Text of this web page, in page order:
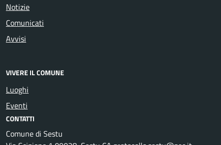
Notizie
Comunicati
Avvisi
VIVERE IL COMUNE
Luoghi
Eventi
CONTATTI
Comune di Sestu